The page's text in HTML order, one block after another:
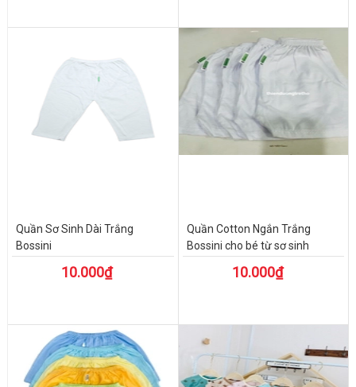
Quần Sơ Sinh Dài Trắng
Bossini
10.000₫
Quần Cotton Ngắn Trắng
Bossini cho bé từ sơ sinh
10.000₫